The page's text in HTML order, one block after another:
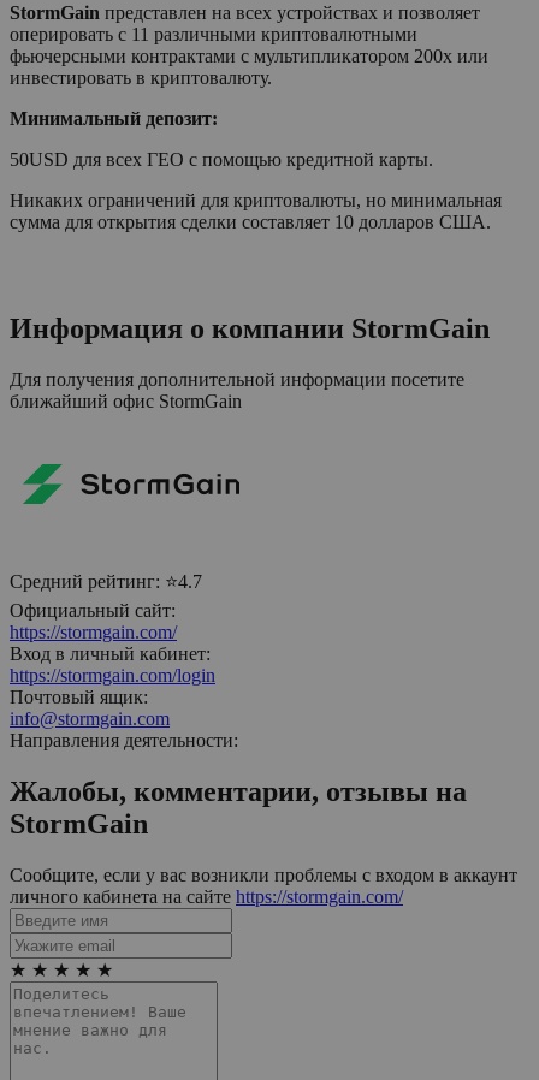
StormGain представлен на всех устройствах и позволяет
оперировать с 11 различными криптовалютными
фьючерсными контрактами с мультипликатором 200х или
инвестировать в криптовалюту.
Минимальный депозит:
50USD для всех ГЕО с помощью кредитной карты.
Никаких ограничений для криптовалюты, но минимальная
сумма для открытия сделки составляет 10 долларов США.
Информация о компании StormGain
Для получения дополнительной информации посетите
ближайший офис StormGain
Средний рейтинг: ⭐4.7
Официальный сайт:
https://stormgain.com/
Вход в личный кабинет:
https://stormgain.com/login
Почтовый ящик:
info@stormgain.com
Направления деятельности:
Жалобы, комментарии, отзывы на
StormGain
Сообщите, если у вас возникли проблемы с входом в аккаунт
личного кабинета на сайте https://stormgain.com/
★ ★ ★ ★ ★